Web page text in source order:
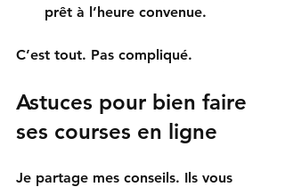
prêt à l’heure convenue.
C’est tout. Pas compliqué.
Astuces pour bien faire
ses courses en ligne
Je partage mes conseils. Ils vous